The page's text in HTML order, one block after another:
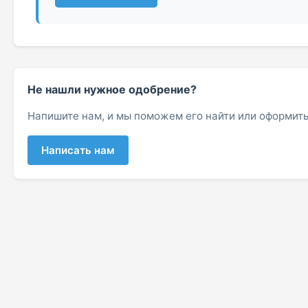
Не нашли нужное одобрение?
Напишите нам, и мы поможем его найти или
Написать нам